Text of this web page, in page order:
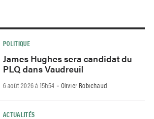
POLITIQUE
James Hughes sera candidat du
PLQ dans Vaudreuil
6 août 2026 à 15h54 - Olivier Robichaud
ACTUALITÉS